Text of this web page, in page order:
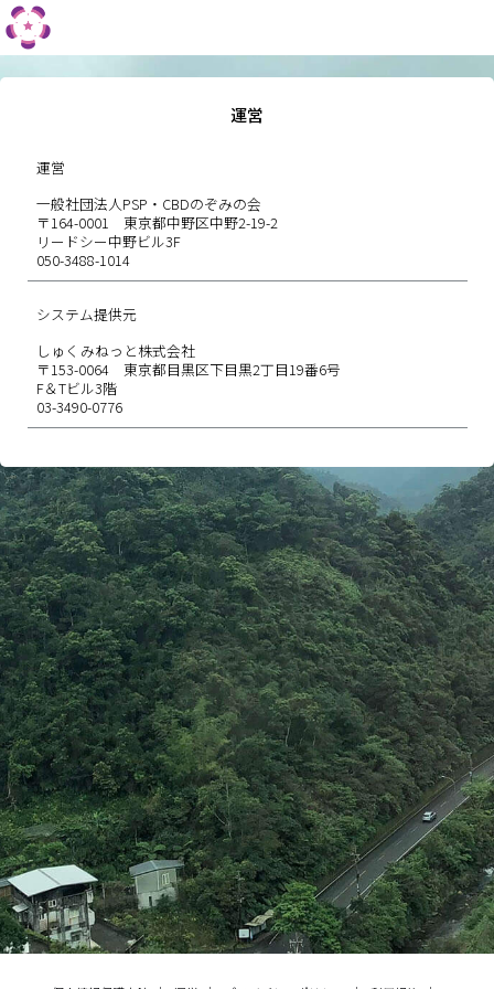
運営
運営
一般社団法人PSP・CBDのぞみの会
〒164-0001 東京都中野区中野2-19-2
リードシー中野ビル3F
050-3488-1014
システム提供元
しゅくみねっと株式会社
〒153-0064 東京都目黒区下目黒2丁目19番6号
F＆Tビル3階
03-3490-0776